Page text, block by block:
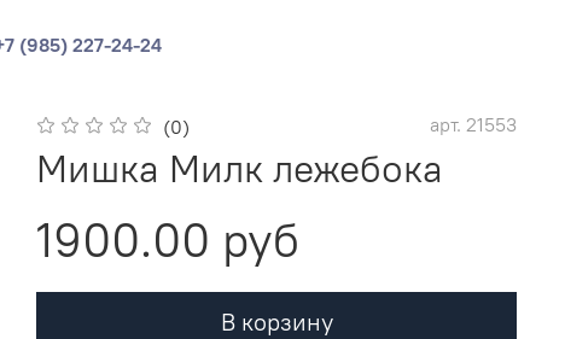
(985) 227-24-24
(0) арт. 21553
Мишка Милк лежебока
1900.00 руб
В корзину